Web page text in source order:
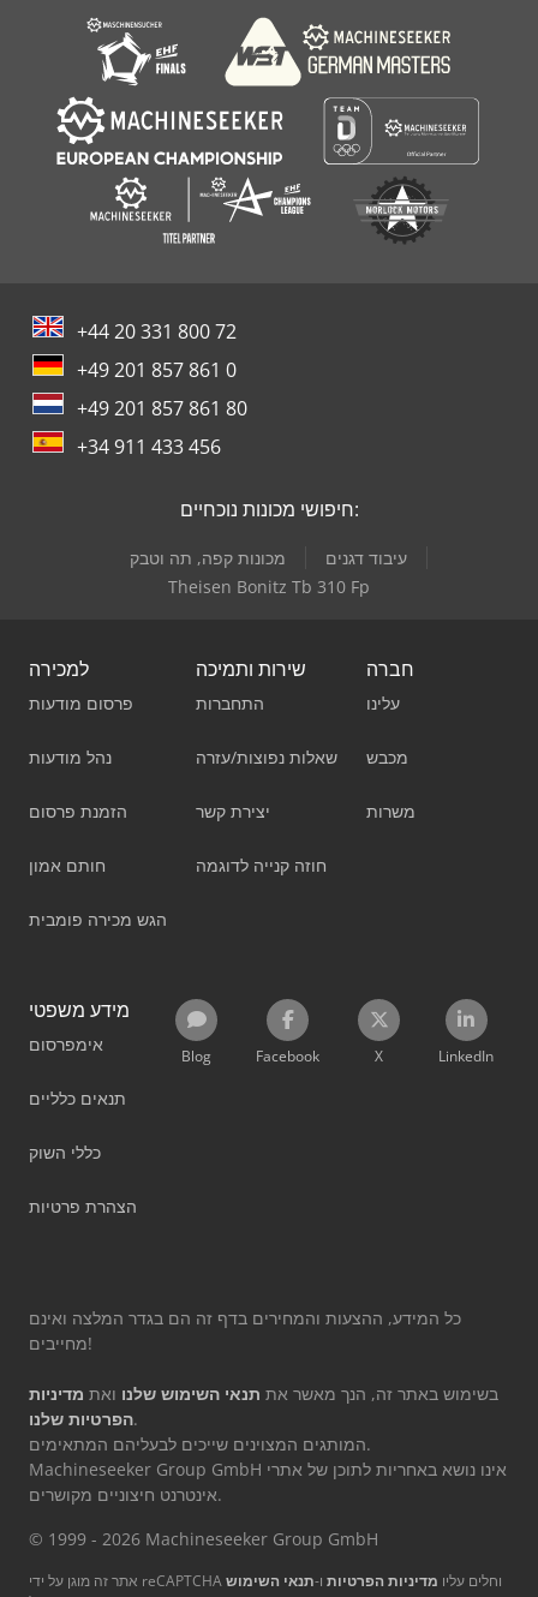
+44 20 331 800 72
+49 201 857 861 0
+49 201 857 861 80
+34 911 433 456
חיפושי מכונות נוכחיים:
מכונות קפה, תה וטבק
עיבוד דגנים
Theisen Bonitz Tb 310 Fp
למכירה
פרסום מודעות
נהל מודעות
הזמנת פרסום
חותם אמון
הגש מכירה פומבית
שירות ותמיכה
התחברות
שאלות נפוצות/עזרה
יצירת קשר
חוזה קנייה לדוגמה
חברה
עלינו
מכבש
משרות
מידע משפטי
אימפרסום
תנאים כלליים
כללי השוק
הצהרת פרטיות
Blog Facebook X LinkedIn
כל המידע, ההצעות והמחירים בדף זה הם בגדר המלצה ואינם
מחייבים!
בשימוש באתר זה, הנך מאשר את תנאי השימוש שלנו ואת מדיניות
הפרטיות שלנו.
המותגים המצוינים שייכים לבעליהם המתאימים.
Machineseeker Group GmbH אינו נושא באחריות לתוכן של אתרי
אינטרנט חיצוניים מקושרים.
© 1999 - 2026 Machineseeker Group GmbH
אתר זה מוגן על ידי reCAPTCHA וחלים עליו מדיניות הפרטיות ו-תנאי השימוש